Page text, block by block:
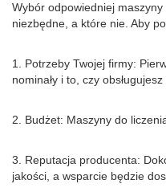
Wybór odpowiedniej
niezbędne, a które nie. Aby
1. Potrzeby Twojej firmy:
nominały i to, czy obsługujesz
2. Budżet: Maszyny do
3. Reputacja producenta:
jakości, a wsparcie będzie